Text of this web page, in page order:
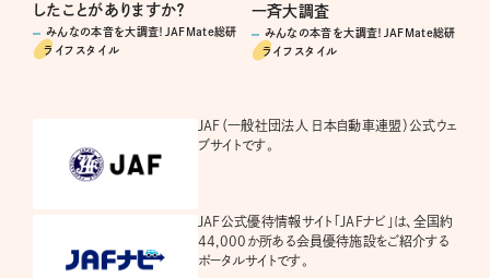
したことがありますか？
みんなの本音を大調査！JAFMate総研
ライフスタイル
一斉大調査
みんなの本音を大調査！JAFMate総研
ライフスタイル
JAF（一般社団法人 日本自動車連盟）公式ウェ
ブサイトです。
JAF公式優待情報サイト「JAFナビ」は、全国約
44,000か所ある会員優待施設をご紹介する
ポータルサイトです。